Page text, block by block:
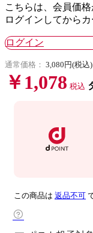
こちらは、会員価格
ログインしてから
ログイン
通常価格： 3,080円(税込)
￥1,078 税込
この商品は 返品不可